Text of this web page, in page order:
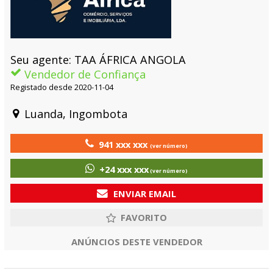
Seu agente: TAA ÁFRICA ANGOLA
Vendedor de Confiança
Registado desde 2020-11-04
Luanda, Ingombota
941 xxx xxx(ver número)
+24 xxx xxx(ver número)
ENVIAR EMAIL
ANÚNCIOS DESTE VENDEDOR